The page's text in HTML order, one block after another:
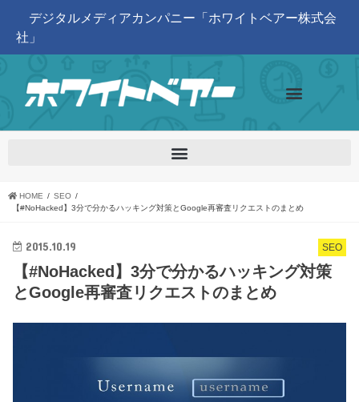
デジタルメディアカンパニー「ホワイトベアー株式会
社」
HOME
SEO
【#NoHacked】3分で分かるハッキング対策とGoogle再審査リクエストのまとめ
SEO
2015.10.19
【#NoHacked】3分で分かるハッキング対策
とGoogle再審査リクエストのまとめ